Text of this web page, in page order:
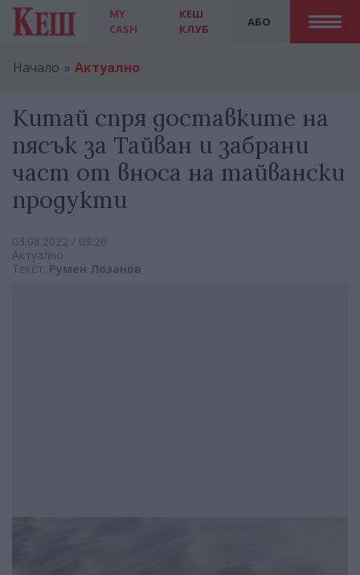
MY
CASH
АБО
КЕШ
КЛУБ
Начало Актуално
Китай спря доставките на
пясък за Тайван и забрани
част от вноса на тайвански
продукти
03.08.2022 / 09:26
Актуално
Текст: Румен Лозанов